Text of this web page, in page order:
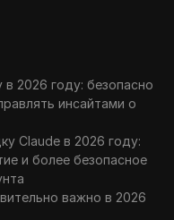
в 2026 году: безопасно
инсайтами о
Claude в 2026 году:
и более безопасное
важно в 2026